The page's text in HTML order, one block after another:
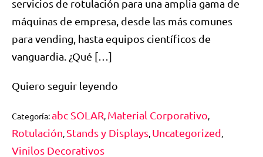
servicios de rotulación para una amplia gama de
máquinas de empresa, desde las más comunes
para vending, hasta equipos científicos de
vanguardia. ¿Qué […]
Quiero seguir leyendo
Categoría:abc SOLAR, Material Corporativo,
Rotulación, Stands y Displays, Uncategorized,
Vinilos Decorativos